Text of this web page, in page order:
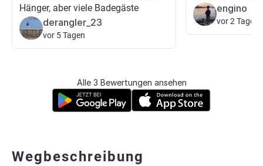
Hänger, aber viele Badegäste
derangler_23
vor 5 Tagen
engino
vor 2 Tagen
Alle 3 Bewertungen ansehen
Wegbeschreibung